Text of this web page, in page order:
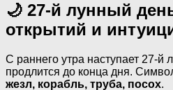
🌙 27-й лунный
открытий и
С раннего утра наступает 27-й
продлится до конца дня.
жезл, корабль, труба, посох.